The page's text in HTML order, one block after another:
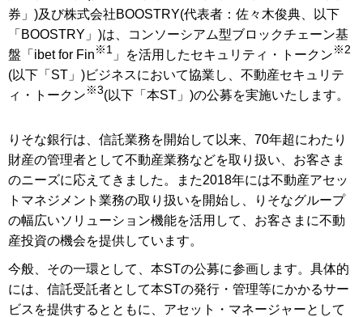
券」)及び株式会社BOOSTRY(代表者：佐々木俊典、以下
「BOOSTRY」)は、コンソーシアム型ブロックチェーン基
盤「ibet for Fin ※1 」を活用したセキュリティ・トークン ※2
(以下「ST」)ビジネスにおいて協業し、不動産セキュリテ
ィ・トークン ※3(以下「本ST」)の公募を実施いたします。
りそな銀行は、信託業務を開始して以来、70年超にわたり
財産の管理者として不動産業務などを取り扱い、お客さま
のニーズに応えてきました。また2018年には不動産アセッ
トマネジメント業務の取り扱いを開始し、りそなグループ
の幅広いソリューション機能を活用して、お客さまに不動
産投資の機会を提供しています。
今般、その一環として、本STの公募に参画します。具体的
には、信託受託者として本STの発行・管理等にかかるサー
ビスを提供するとともに、アセット・マネージャーとして